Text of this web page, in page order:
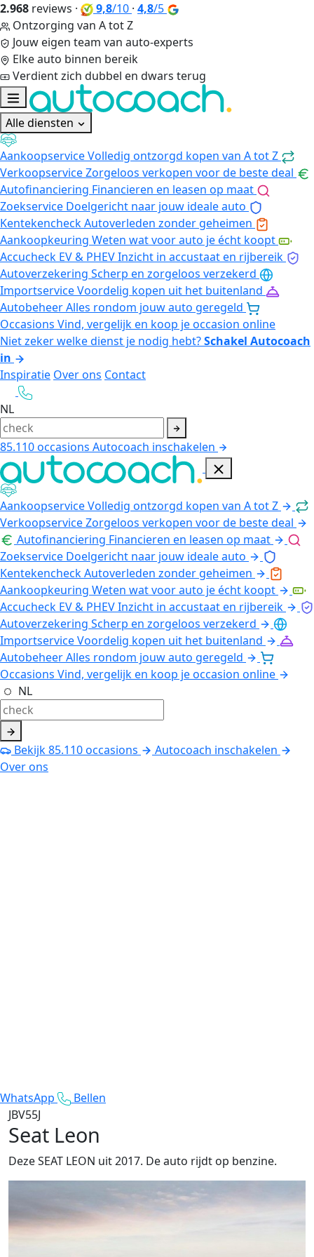
2.968 reviews · 9,8/10 · 4,8/5
Ontzorging van A tot Z
Jouw eigen team van auto-experts
Elke auto binnen bereik
Verdient zich dubbel en dwars terug
Alle diensten
AankoopserviceVolledig ontzorgd kopen van A tot Z
VerkoopserviceZorgeloos verkopen voor de beste deal
Autofinanciering Financieren en leasen op maat
Zoekservice Doelgericht naar jouw ideale auto
KentekencheckAutoverleden zonder geheimen
Aankoopkeuring Weten wat voor auto je écht koopt
Accucheck EV & PHEVInzicht in accustaat en rijbereik
Autoverzekering Scherp en zorgeloos verzekerd
ImportserviceVoordelig kopen uit het buitenland
AutobeheerAlles rondom jouw auto geregeld
Occasions Vind, vergelijk en koop je occasion online
Niet zeker welke dienst je nodig hebt?Schakel Autocoach
in
Inspiratie Over ons Contact
NL
85.110occasions Autocoach inschakelen
AankoopserviceVolledig ontzorgd kopen van A tot Z
VerkoopserviceZorgeloos verkopen voor de beste deal
Autofinanciering Financieren en leasen op maat
Zoekservice Doelgericht naar jouw ideale auto
KentekencheckAutoverleden zonder geheimen
Aankoopkeuring Weten wat voor auto je écht koopt
Accucheck EV & PHEVInzicht in accustaat en rijbereik
Autoverzekering Scherp en zorgeloos verzekerd
ImportserviceVoordelig kopen uit het buitenland
AutobeheerAlles rondom jouw auto geregeld
Occasions Vind, vergelijk en koop je occasion online
NL
Bekijk85.110occasions
Autocoach inschakelen
Over ons
WhatsApp
Bellen
JBV55J
Seat Leon
Deze SEAT LEON uit 2017. De auto rijdt op benzine.